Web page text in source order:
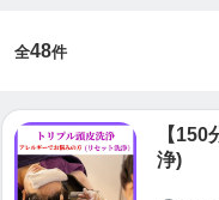
全48件
【
浄)